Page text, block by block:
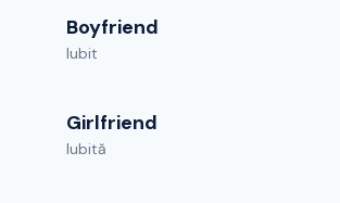
Boyfriend
Iubit
Girlfriend
Iubită